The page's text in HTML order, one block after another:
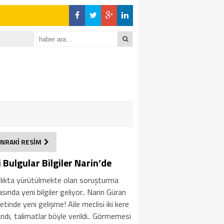
RESİM
Bulgular Bilgiler Narin’de
yürütülmekte olan soruşturma
yeni bilgiler geliyor.. Narin Güran
yeni gelişme! Aile meclisi iki kere
talimatlar böyle verildi.. Görmemesi